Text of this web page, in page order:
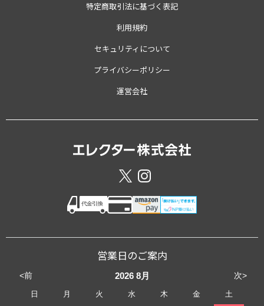
特定商取引法に基づく表記
利用規約
セキュリティについて
プライバシーポリシー
運営会社
営業日のご案内
<前 次>
2026 8月
日 月 火 水 木 金 土